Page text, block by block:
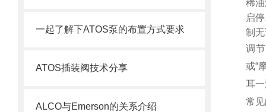
一起了解下ATOS泵的布置方式要求
ATOS插装阀技术分享
ALCO与Emerson的关系介绍
稀
启
制
调
或“
耳
常